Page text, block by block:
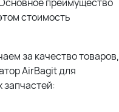
стоимость
за качество товаров,
AirBagit для
запчастей: